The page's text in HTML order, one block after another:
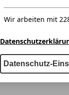
Wir arbeiten mit
Datenschutz-